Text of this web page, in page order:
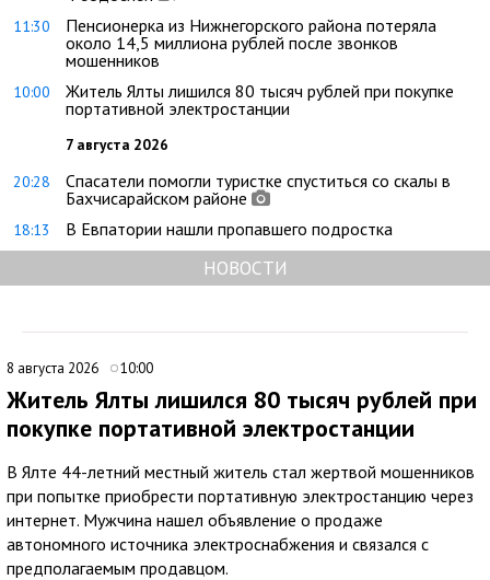
11:30
Пенсионерка из Нижнегорского района потеряла
около 14,5 миллиона рублей после звонков
мошенников
10:00
Житель Ялты лишился 80 тысяч рублей при покупке
портативной электростанции
7 августа 2026
20:28
Спасатели помогли туристке спуститься со скалы в
Бахчисарайском районе
18:13 В Евпатории нашли пропавшего подростка
НОВОСТИ
8 августа 2026 10:00
Житель Ялты лишился 80 тысяч рублей при
покупке портативной электростанции
В Ялте 44-летний местный житель стал жертвой мошенников
при попытке приобрести портативную электростанцию через
интернет. Мужчина нашел объявление о продаже
автономного источника электроснабжения и связался с
предполагаемым продавцом.